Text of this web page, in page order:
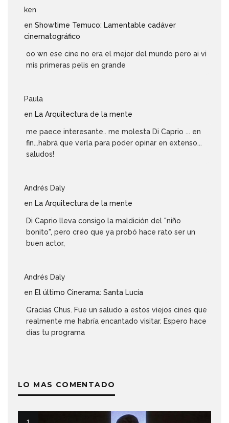
ken
en Showtime Temuco: Lamentable cadáver
cinematográfico
oo wn ese cine no era el mejor del mundo pero ai vi
mis primeras pelis en grande
Paula
en La Arquitectura de la mente
me paece interesante.. me molesta Di Caprio ... en
fin...habrá que verla para poder opinar en extenso...
saludos!
Andrés Daly
en La Arquitectura de la mente
Di Caprio lleva consigo la maldición del "niño
bonito", pero creo que ya probó hace rato ser un
buen actor,
Andrés Daly
en El último Cinerama: Santa Lucía
Gracias Chus. Fue un saludo a estos viejos cines que
realmente me habría encantado visitar. Espero hace
días tu programa
LO MAS COMENTADO